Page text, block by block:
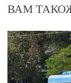
ВАМ